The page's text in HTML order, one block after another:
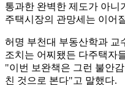
통과한 완벽한 제도가 아니
주택시장의 관망세는 이어
허명 부천대 부동산학과 교
조치는 어찌됐든 다주택자
"이번 보완책은 그런 불안
친 것으로 본다"고 말했다.